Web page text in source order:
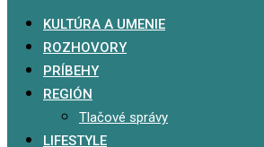
KULTÚRA A UMENIE
ROZHOVORY
PRÍBEHY
REGIÓN
Tlačové správy
LIFESTYLE